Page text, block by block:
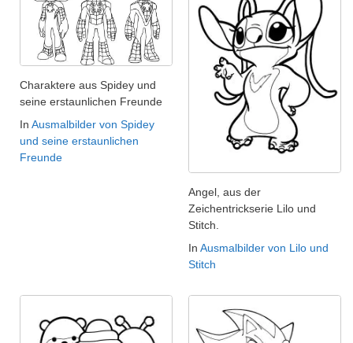
Charaktere aus Spidey und
seine erstaunlichen Freunde
In Ausmalbilder von Spidey
und seine erstaunlichen
Freunde
Angel, aus der
Zeichentrickserie Lilo und
Stitch.
In Ausmalbilder von Lilo und
Stitch